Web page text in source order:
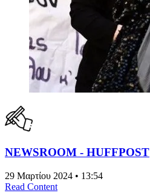
NEWSROOM - HUFFPOST
29 Μαρτίου 2024 • 13:54
Read Content